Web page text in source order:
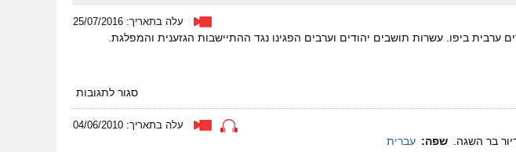
עלה בתאריך: 25/07/2016
ביפו. עשרות תושבים יהודים וערבים הפגינו נגד ההתיישבות הגזענית והמפלגת.
סגור לתגובותעל
הופכים
את
עלה בתאריך: 04/06/2010
בר השגה. שפה: עברית